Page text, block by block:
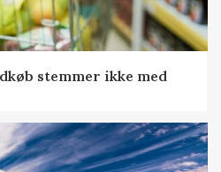
stemmer ikke med